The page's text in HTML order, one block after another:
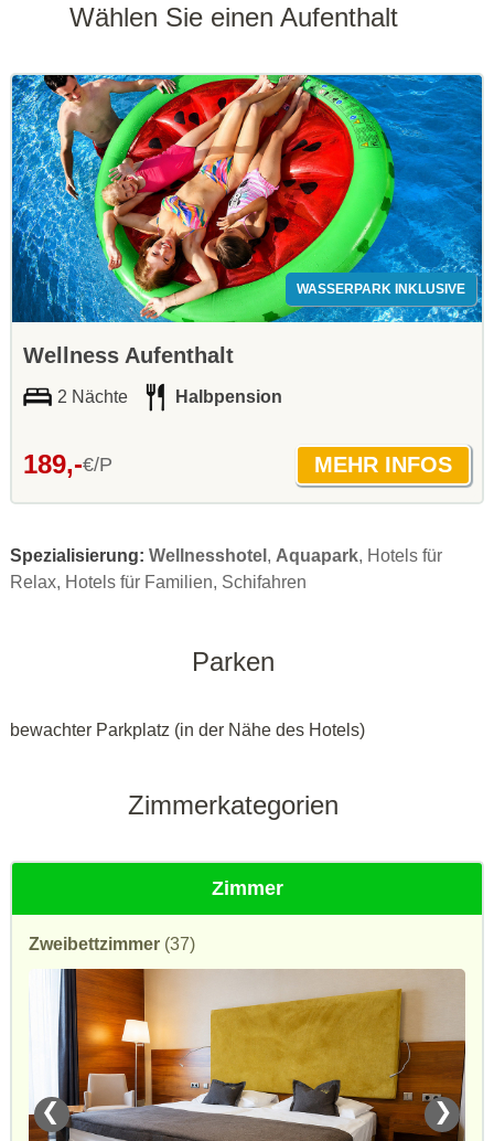
Wählen Sie einen Aufenthalt
WASSERPARK INKLUSIVE
Wellness Aufenthalt
2 Nächte Halbpension
189,-€/P
Spezialisierung: Wellnesshotel , Aquapark, Hotels für
Relax, Hotels für Familien, Schifahren
Parken
bewachter Parkplatz (in der Nähe des Hotels)
Zimmerkategorien
Zimmer
Zweibettzimmer (37)
❮ ❯